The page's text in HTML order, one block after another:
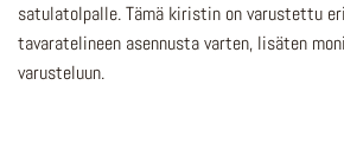
satulatolpalle. Tämä kiristin on varustettu
tavaratelineen asennusta varten, lisäten
varusteluun.